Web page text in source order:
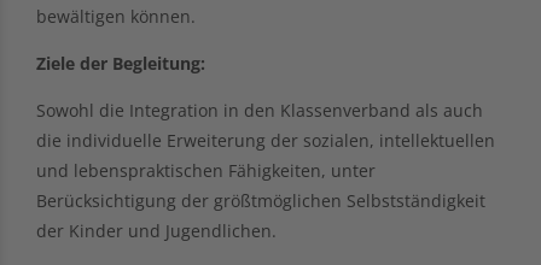
bewältigen können.
Ziele der Begleitung:
Sowohl die Integration in den Klassenverband als auch
die individuelle Erweiterung der sozialen, intellektuellen
und lebenspraktischen Fähigkeiten, unter
Berücksichtigung der größtmöglichen Selbstständigkeit
der Kinder und Jugendlichen.